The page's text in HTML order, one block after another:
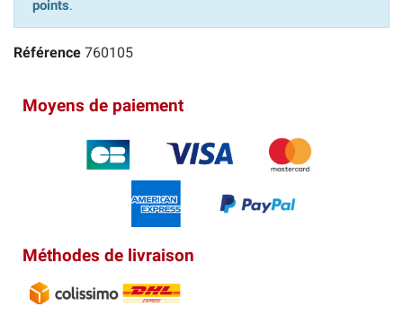
points.
Référence 760105
Moyens de paiement
Méthodes de livraison